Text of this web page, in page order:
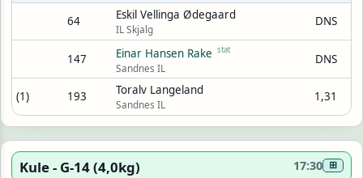
64 Eskil Vellinga Ødegaard
IL Skjalg
DNS
147 Einar Hansen Rake stat
Sandnes IL
DNS
(1) 193 Toralv Langeland
Sandnes IL
1,31
Kule - G-14 (4,0kg) 17:30 ⊞